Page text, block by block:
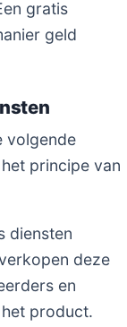
gratis
geld
volgende
principe van
diensten
deze
en
product.